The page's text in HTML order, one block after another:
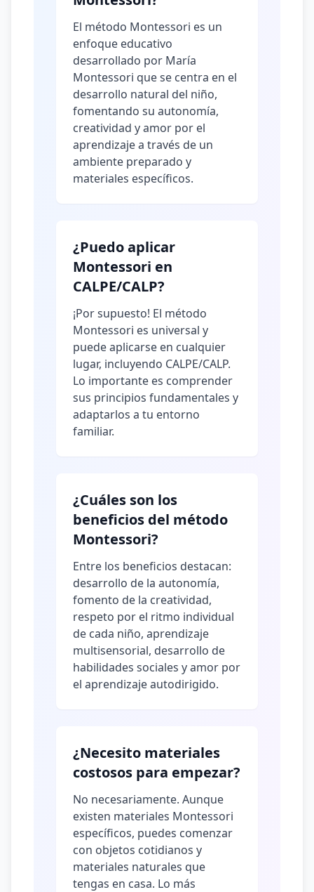
El método Montessori es un
enfoque educativo
desarrollado por María
Montessori que se centra en el
desarrollo natural del niño,
fomentando su autonomía,
creatividad y amor por el
aprendizaje a través de un
ambiente preparado y
materiales específicos.
¿Puedo aplicar
Montessori en
CALPE/CALP?
¡Por supuesto! El método
Montessori es universal y
puede aplicarse en cualquier
lugar, incluyendo CALPE/CALP.
Lo importante es comprender
sus principios fundamentales y
adaptarlos a tu entorno
familiar.
¿Cuáles son los
beneficios del método
Montessori?
Entre los beneficios destacan:
desarrollo de la autonomía,
fomento de la creatividad,
respeto por el ritmo individual
de cada niño, aprendizaje
multisensorial, desarrollo de
habilidades sociales y amor por
el aprendizaje autodirigido.
¿Necesito materiales
costosos para empezar?
No necesariamente. Aunque
existen materiales Montessori
específicos, puedes comenzar
con objetos cotidianos y
materiales naturales que
tengas en casa. Lo más